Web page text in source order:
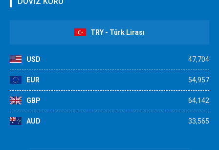
TRY - Türk Lirası
USD 47,704
EUR 54,957
GBP 64,142
AUD 33,565